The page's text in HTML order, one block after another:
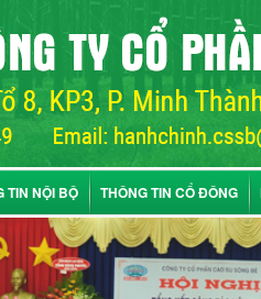
TIN NỘI BỘ THÔNG TIN CỔ ĐÔNG